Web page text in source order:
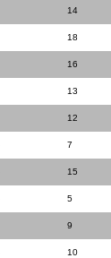
14
18
16
13
12
7
15
5
9
10